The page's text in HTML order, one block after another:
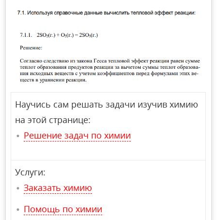
Научись сам решать задачи изучив химию
на этой странице:
Решение задач по химии
Услуги:
Заказать химию
Помощь по химии